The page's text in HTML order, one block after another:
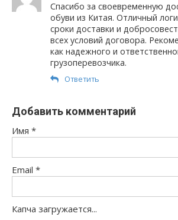
Спасибо за своевременную
обуви из Китая. Отличный
сроки доставки и
всех условий договора.
как надежного и
грузоперевозчика.
Ответить
Добавить комментарий
Имя *
Email *
Капча загружается...